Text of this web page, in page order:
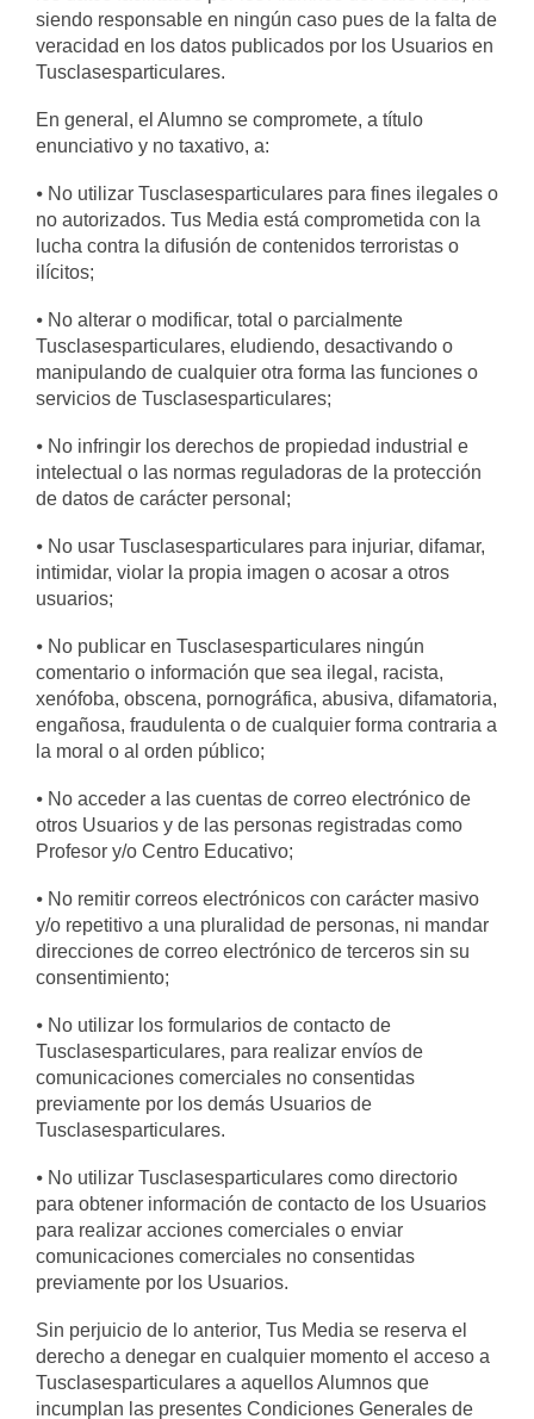
siendo responsable en ningún caso pues de la falta de
veracidad en los datos publicados por los Usuarios en
Tusclasesparticulares.
En general, el Alumno se compromete, a título
enunciativo y no taxativo, a:
⦁ No utilizar Tusclasesparticulares para fines ilegales o
no autorizados. Tus Media está comprometida con la
lucha contra la difusión de contenidos terroristas o
ilícitos;
⦁ No alterar o modificar, total o parcialmente
Tusclasesparticulares, eludiendo, desactivando o
manipulando de cualquier otra forma las funciones o
servicios de Tusclasesparticulares;
⦁ No infringir los derechos de propiedad industrial e
intelectual o las normas reguladoras de la protección
de datos de carácter personal;
⦁ No usar Tusclasesparticulares para injuriar, difamar,
intimidar, violar la propia imagen o acosar a otros
usuarios;
⦁ No publicar en Tusclasesparticulares ningún
comentario o información que sea ilegal, racista,
xenófoba, obscena, pornográfica, abusiva, difamatoria,
engañosa, fraudulenta o de cualquier forma contraria a
la moral o al orden público;
⦁ No acceder a las cuentas de correo electrónico de
otros Usuarios y de las personas registradas como
Profesor y/o Centro Educativo;
⦁ No remitir correos electrónicos con carácter masivo
y/o repetitivo a una pluralidad de personas, ni mandar
direcciones de correo electrónico de terceros sin su
consentimiento;
⦁ No utilizar los formularios de contacto de
Tusclasesparticulares, para realizar envíos de
comunicaciones comerciales no consentidas
previamente por los demás Usuarios de
Tusclasesparticulares.
⦁ No utilizar Tusclasesparticulares como directorio
para obtener información de contacto de los Usuarios
para realizar acciones comerciales o enviar
comunicaciones comerciales no consentidas
previamente por los Usuarios.
Sin perjuicio de lo anterior, Tus Media se reserva el
derecho a denegar en cualquier momento el acceso a
Tusclasesparticulares a aquellos Alumnos que
incumplan las presentes Condiciones Generales de